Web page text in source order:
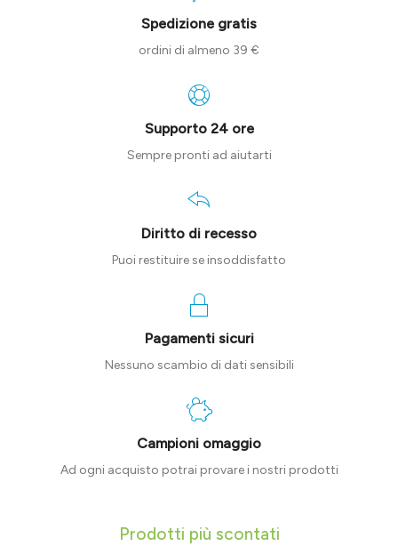
Spedizione gratis
ordini di almeno 39 €
Supporto 24 ore
Sempre pronti ad aiutarti
Diritto di recesso
Puoi restituire se insoddisfatto
Pagamenti sicuri
Nessuno scambio di dati sensibili
Campioni omaggio
Ad ogni acquisto potrai provare i nostri prodotti
Prodotti più scontati